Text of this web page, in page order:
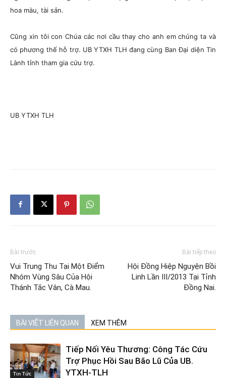
hoa màu, tài sản.
Cũng xin tôi con Chúa các nơi cầu thay cho anh em chúng ta và
có phương thế hỗ trợ. UB YTXH TLH đang cùng Ban Đại diện Tin
Lành tỉnh tham gia cứu trợ.
UB YTXH TLH
Bài trước
Vui Trung Thu Tại Một Điểm
Nhóm Vùng Sâu Của Hội
Thánh Tắc Vân, Cà Mau.
Bài tiếp theo
Hội Đồng Hiệp Nguyện Bồi
Linh Lần III/2013 Tại Tỉnh
Đồng Nai.
BÀI VIẾT LIÊN QUAN XEM THÊM
Tin Tức
Tiếp Nối Yêu Thương: Công Tác Cứu
Trợ Phục Hồi Sau Bão Lũ Của UB.
YTXH-TLH